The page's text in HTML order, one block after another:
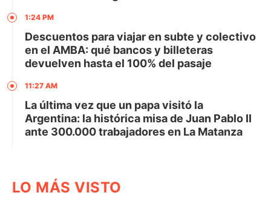
1:24 PM
Descuentos para viajar en subte y colectivo
en el AMBA: qué bancos y billeteras
devuelven hasta el 100% del pasaje
11:27 AM
La última vez que un papa visitó la
Argentina: la histórica misa de Juan Pablo II
ante 300.000 trabajadores en La Matanza
LO MÁS VISTO